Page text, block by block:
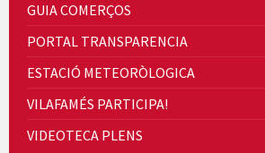
Cicle de Cine i Dones rurals
GUIA COMERÇOS
PORTAL TRANSPARENCIA
ESTACIÓ METEORÒLOGICA
VILAFAMÉS PARTICIPA!
VIDEOTECA PLENS